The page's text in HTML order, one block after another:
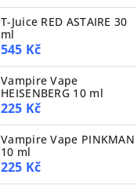
T-Juice RED ASTAIRE 30
ml
545 Kč
Vampire Vape
HEISENBERG 10 ml
225 Kč
Vampire Vape PINKMAN
10 ml
225 Kč